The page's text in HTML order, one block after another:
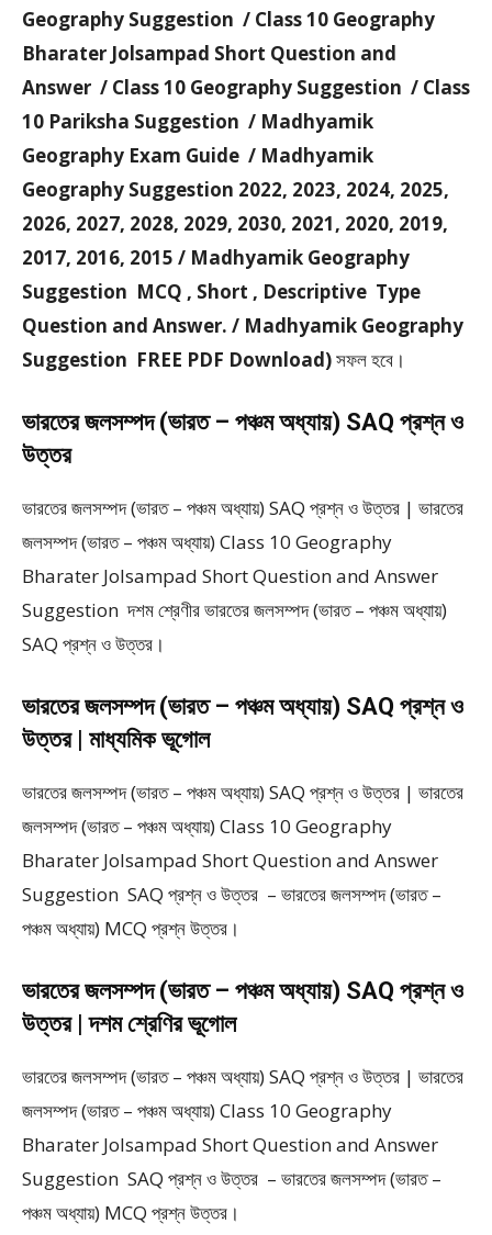
Geography Suggestion / Class 10 Geography
Bharater Jolsampad Short Question and
Answer / Class 10 Geography Suggestion / Class
10 Pariksha Suggestion / Madhyamik
Geography Exam Guide / Madhyamik
Geography Suggestion 2022, 2023, 2024, 2025,
2026, 2027, 2028, 2029, 2030, 2021, 2020, 2019,
2017, 2016, 2015 / Madhyamik Geography
Suggestion MCQ , Short , Descriptive Type
Question and Answer. / Madhyamik Geography
Suggestion FREE PDF Download)সফল হবে।
ভারতের জলসম্পদ (ভারত – পঞ্চম অধ্যায়) SAQ প্রশ্ন ও
উত্তর
ভারতের জলসম্পদ (ভারত – পঞ্চম অধ্যায়) SAQ প্রশ্ন ও উত্তর | ভারতের
জলসম্পদ (ভারত – পঞ্চম অধ্যায়) Class 10 Geography
Bharater Jolsampad Short Question and Answer
Suggestion দশম শ্রেণীর ভারতের জলসম্পদ (ভারত – পঞ্চম অধ্যায়)
SAQ প্রশ্ন ও উত্তর।
ভারতের জলসম্পদ (ভারত – পঞ্চম অধ্যায়) SAQ প্রশ্ন ও
উত্তর | মাধ্যমিক ভূগোল
ভারতের জলসম্পদ (ভারত – পঞ্চম অধ্যায়) SAQ প্রশ্ন ও উত্তর | ভারতের
জলসম্পদ (ভারত – পঞ্চম অধ্যায়) Class 10 Geography
Bharater Jolsampad Short Question and Answer
Suggestion SAQ প্রশ্ন ও উত্তর – ভারতের জলসম্পদ (ভারত –
পঞ্চম অধ্যায়) MCQ প্রশ্ন উত্তর।
ভারতের জলসম্পদ (ভারত – পঞ্চম অধ্যায়) SAQ প্রশ্ন ও
উত্তর | দশম শ্রেণির ভূগোল
ভারতের জলসম্পদ (ভারত – পঞ্চম অধ্যায়) SAQ প্রশ্ন ও উত্তর | ভারতের
জলসম্পদ (ভারত – পঞ্চম অধ্যায়) Class 10 Geography
Bharater Jolsampad Short Question and Answer
Suggestion SAQ প্রশ্ন ও উত্তর – ভারতের জলসম্পদ (ভারত –
পঞ্চম অধ্যায়) MCQ প্রশ্ন উত্তর।